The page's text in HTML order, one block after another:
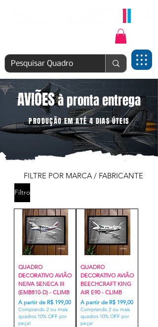
AVIÕESà pronta entrega
PRODUÇÃO EM ATÉ 4 DIAS ÚTEIS
Filtro
QUADRO
DECORATIVO AVIÃO
NEIVA SENECA III
(EMB810-D) - CLIMB
A partir de R$ 199,00
Preço promocional
Comprando 2 ou mais
quadros 10% OFF por
peça!
QUADRO
DECORATIVO AVIÃO
BEECHCRAFT KING
AIR E90 - CLIMB
A partir de R$ 199,00
Preço promocional
Comprando 2 ou mais
quadros 10% OFF por
peça!
FILTRE POR MARCA / FABRICANTE